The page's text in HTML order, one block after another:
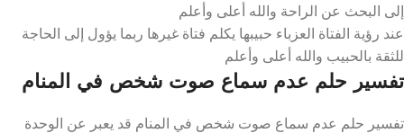
إلى البحث عن الراحة والله أعلى وأعلم
عند رؤية الفتاة العزباء حبيبها يكلم فتاة غيرها ربما يؤول إلى الحاجة
للثقة بالحبيب والله أعلى وأعلم
تفسير حلم عدم سماع صوت شخص في المنام
تفسير حلم عدم سماع صوت شخص في المنام قد يعبر عن الوحدة